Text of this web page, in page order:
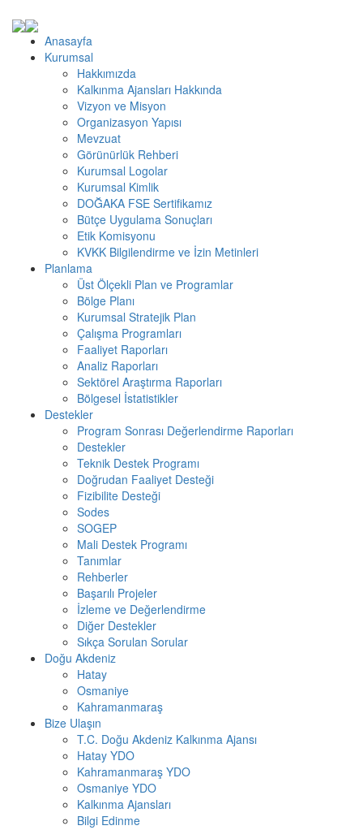
Anasayfa
Kurumsal
Hakkımızda
Kalkınma Ajansları Hakkında
Vizyon ve Misyon
Organizasyon Yapısı
Mevzuat
Görünürlük Rehberi
Kurumsal Logolar
Kurumsal Kimlik
DOĞAKA FSE Sertifikamız
Bütçe Uygulama Sonuçları
Etik Komisyonu
KVKK Bilgilendirme ve İzin Metinleri
Planlama
Üst Ölçekli Plan ve Programlar
Bölge Planı
Kurumsal Stratejik Plan
Çalışma Programları
Faaliyet Raporları
Analiz Raporları
Sektörel Araştırma Raporları
Bölgesel İstatistikler
Destekler
Program Sonrası Değerlendirme Raporları
Destekler
Teknik Destek Programı
Doğrudan Faaliyet Desteği
Fizibilite Desteği
Sodes
SOGEP
Mali Destek Programı
Tanımlar
Rehberler
Başarılı Projeler
İzleme ve Değerlendirme
Diğer Destekler
Sıkça Sorulan Sorular
Doğu Akdeniz
Hatay
Osmaniye
Kahramanmaraş
Bize Ulaşın
T.C. Doğu Akdeniz Kalkınma Ajansı
Hatay YDO
Kahramanmaraş YDO
Osmaniye YDO
Kalkınma Ajansları
Bilgi Edinme